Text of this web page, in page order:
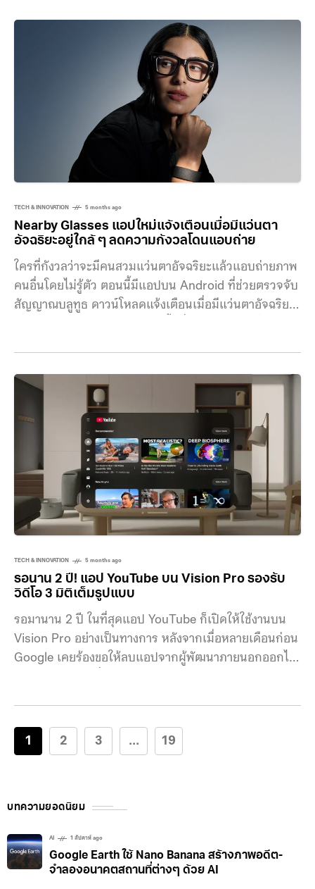
รากฐานระบบนิเวศของ Android ที่เปิดกว้าง ครอบคลุม 3
ด้านหลัก คือ เพิ่มทางเลือกการชำระเงินบน Google Play
เป้าหมายคือเพิ่มทางเลือก พร้อมรักษามาตรฐานความ
ปลอดภัยสูงสุดสำหรับผู้ใช้ โดย Google Play เพิ่มความ
ยืดหยุ่นมากขึ้นให้นักพัฒนา
TECH & INNOVATION 5 months ago
Nearby Glasses แอปใหม่แจ้งเตือนเมื่อมีแว่นตา
อัจฉริยะอยู่ใกล้ ๆ ลดความกังวลโดนแอบถ่าย
ใครที่กังวลว่าจะมีคนสวมแว่นตาอัจฉริยะแล้วแอบถ่ายภาพ
คนอื่นโดยไม่รู้ตัว ตอนนี้มีแอปบน Android ที่ช่วยตรวจจับ
สัญญาณบลูทูธ ดาวน์โหลดแจ้งเตือนเมื่อมีแว่นตาอัจฉริยะ
เจาะจง ใช้เทคโนโลยีจดจำใบหน้า หรือมีพฤติกรรมที่อาจ
เข้าข่ายคุกคามหรือละเมิดสิทธิส่วนบุคคล เทคโนโลยีอย่าง
การจดจำใบหน้าและการบันทึกเสียงอาจเกี่ยวข้องกับ
กฎหมายคุ้มครองความเป็นส่วนตัวหลายฉบับ และในบางรัฐ
ของสหรัฐอเมริกายังกำหนดให้ต้องได้รับความยินยอมจาก
ทั้งสองฝ่ายก่อนทำการบันทึกเสียง ที่ผ่านมาเคยเกิดเหตุ
ทะเลาะวิวาทจากความไม่สบายใจเรื่องการบันทึกภาพโดย
ไม่ได้รับความยินยอม เช่น กรณีบนรถไฟใต้ดินนิวยอร์กเมื่อ
เดือนธันวาคม ที่หญิงรายหนึ่งทุบแว่นตา Meta AI ของผู้ใช้
สังคมต่อเทคโนโลยีบันทึกภาพ ซึ่งคล้ายกับกระแสต่อต้านที่
เคยเกิดขึ้นในยุค Google Glass แม้แว่นตาของ Meta จะมี
ไฟ LED แสดงสถานะเมื่อมีการบันทึกภาพ
TECH & INNOVATION 5 months ago
รอนาน 2 ปี! แอป YouTube บน Vision Pro รองรับ
วิดีโอ 3 มิติเต็มรูปแบบ
รอมานาน 2 ปี ในที่สุดแอป YouTube ก็เปิดให้ใช้งานบน
Vision Pro อย่างเป็นทางการ หลังจากเมื่อหลายเดือนก่อน
Google เคยร้องขอให้ลบแอปจากผู้พัฒนาภายนอกออกไป
แพลตฟอร์มเพื่อการรับชมวิดีโอโดยเฉพาะ ขณะที่
YouTube เองก็มีคลังวิดีโอ VR และคอนเทนต์ 360 องศา
1 2 3 ... 19
บทความยอดนิยม
AI 1 สัปดาห์ ago
Google Earth ใช้ Nano Banana สร้างภาพอดีต-
จำลองอนาคตสถานที่ต่างๆ ด้วย AI